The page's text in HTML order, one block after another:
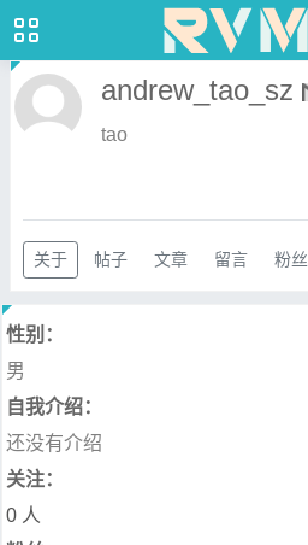
andrew_tao_sz
tao
关于 帖子 文章 留言 粉丝
性别：
男
自我介绍：
还没有介绍
关注：
0 人